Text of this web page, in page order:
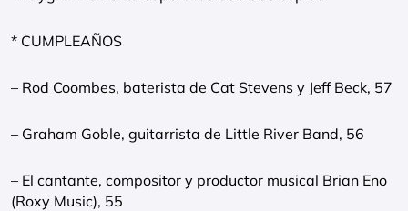
* CUMPLEAÑOS
– Rod Coombes, baterista de Cat Stevens y Jeff Beck, 57
– Graham Goble, guitarrista de Little River Band, 56
– El cantante, compositor y productor musical Brian Eno
(Roxy Music), 55